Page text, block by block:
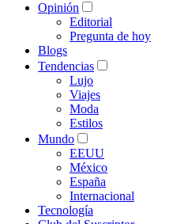
Opinión
Editorial
Pregunta de hoy
Blogs
Tendencias
Lujo
Viajes
Moda
Estilos
Mundo
EEUU
México
España
Internacional
Tecnología